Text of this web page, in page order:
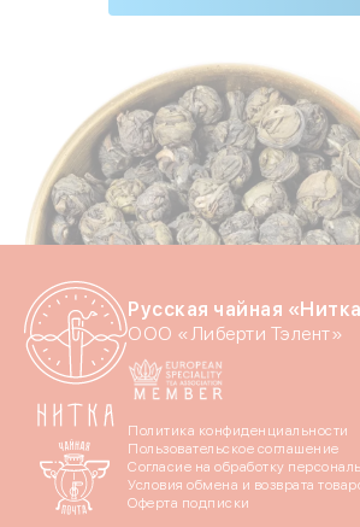
Русская чайная
ООО «Либерти Тэлент»
Политика конфиденциальности
Пользовательское соглашение
Согласие на обработку
Условия обмена и возврата
Оферта подписки